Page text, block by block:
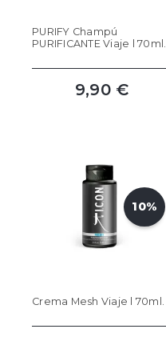
PURIFY Champú
PURIFICANTE Viaje l 70ml.
9,90 €
Crema Mesh Viaje l 70ml.
10%